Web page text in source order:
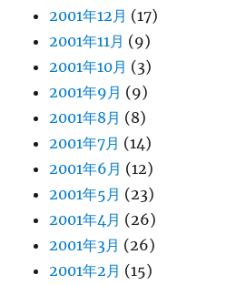
2001年12月 (17)
2001年11月 (9)
2001年10月 (3)
2001年9月 (9)
2001年8月 (8)
2001年7月 (14)
2001年6月 (12)
2001年5月 (23)
2001年4月 (26)
2001年3月 (26)
2001年2月 (15)